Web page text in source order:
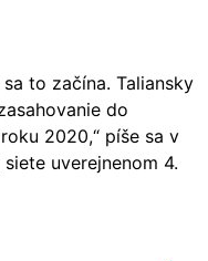
sa to začína. Taliansky
do
2020,“ píše sa v
uverejnenom 4.